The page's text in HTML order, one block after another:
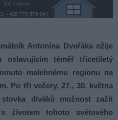
Antonína Dvořáka ožije
oslavujícím téměř třicetiletý
malebnému regionu na
Po tři večery, 27., 30. května
diváků možnost zažít
životem tohoto světového